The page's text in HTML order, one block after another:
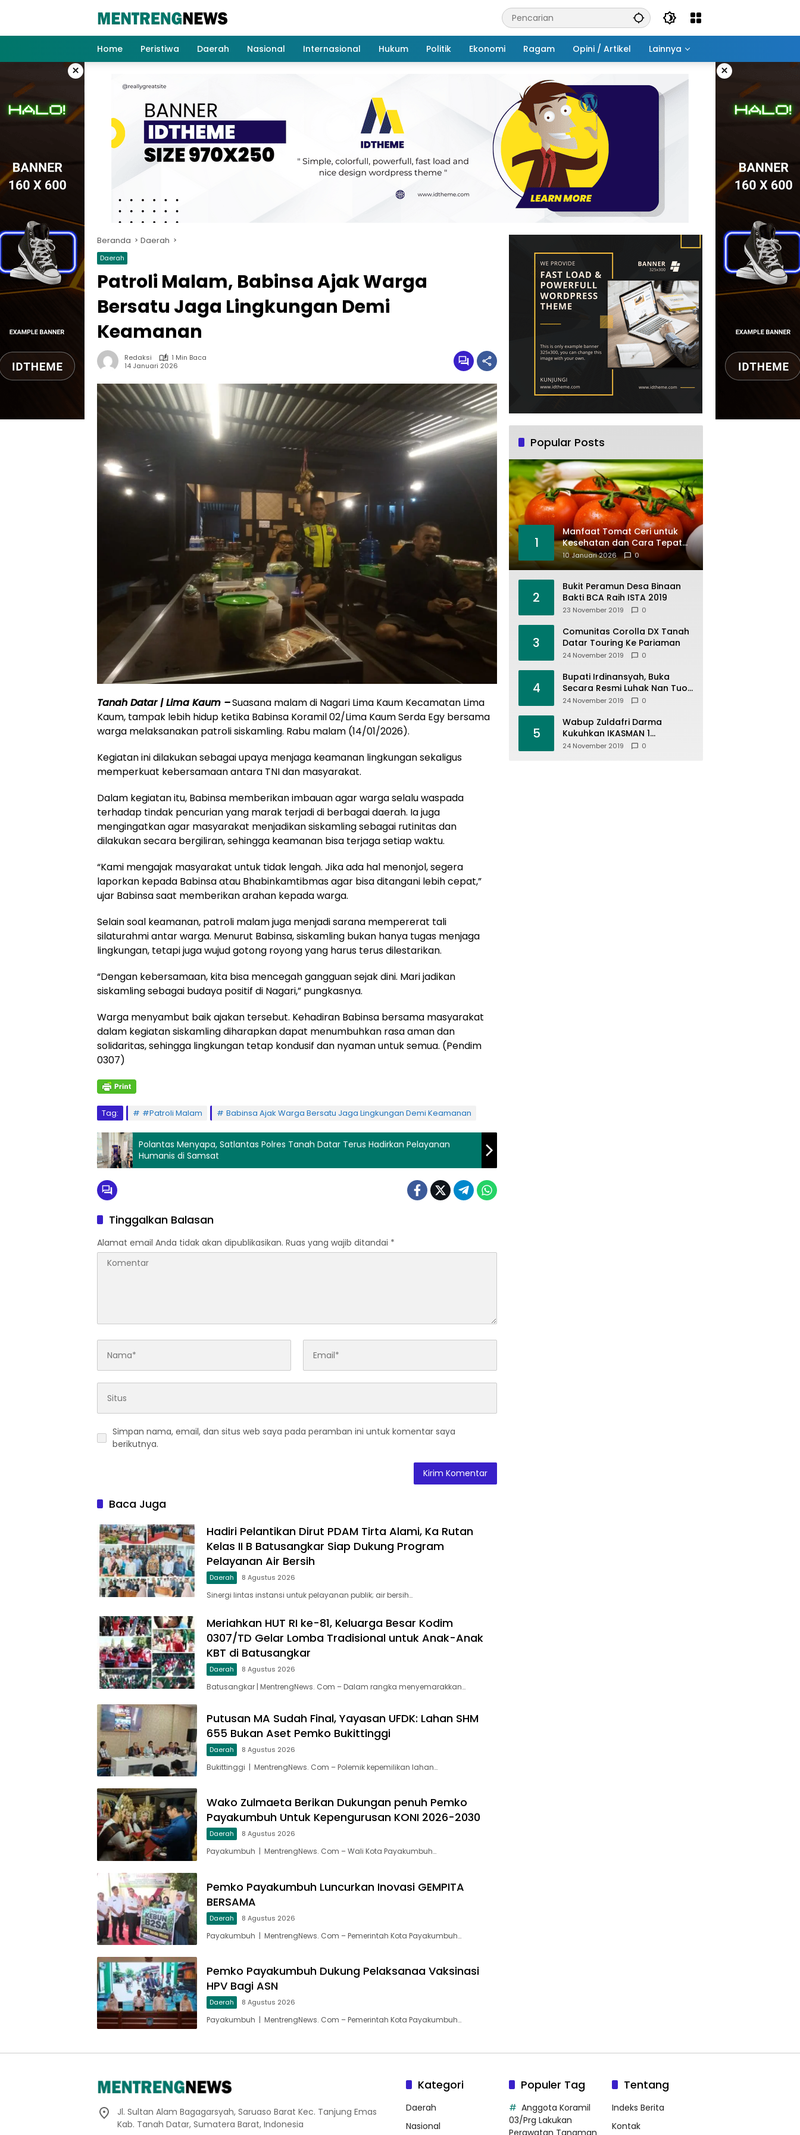
Home
Peristiwa Daerah Nasional Internasional Hukum Politik Ekonomi Ragam Opini / Artikel Lainnya
× ×
Beranda Daerah
Daerah
Patroli Malam, Babinsa Ajak Warga
Bersatu Jaga Lingkungan Demi
Keamanan
Redaksi
1 Min Baca
14 Januari 2026
Tanah Datar | Lima Kaum –Suasana malam di Nagari Lima Kaum Kecamatan Lima
Kaum, tampak lebih hidup ketika Babinsa Koramil 02/Lima Kaum Serda Egy bersama
warga melaksanakan patroli siskamling. Rabu malam (14/01/2026).
Kegiatan ini dilakukan sebagai upaya menjaga keamanan lingkungan sekaligus
memperkuat kebersamaan antara TNI dan masyarakat.
Dalam kegiatan itu, Babinsa memberikan imbauan agar warga selalu waspada
terhadap tindak pencurian yang marak terjadi di berbagai daerah. Ia juga
mengingatkan agar masyarakat menjadikan siskamling sebagai rutinitas dan
dilakukan secara bergiliran, sehingga keamanan bisa terjaga setiap waktu.
“Kami mengajak masyarakat untuk tidak lengah. Jika ada hal menonjol, segera
laporkan kepada Babinsa atau Bhabinkamtibmas agar bisa ditangani lebih cepat,”
ujar Babinsa saat memberikan arahan kepada warga.
Selain soal keamanan, patroli malam juga menjadi sarana mempererat tali
silaturahmi antar warga. Menurut Babinsa, siskamling bukan hanya tugas menjaga
lingkungan, tetapi juga wujud gotong royong yang harus terus dilestarikan.
“Dengan kebersamaan, kita bisa mencegah gangguan sejak dini. Mari jadikan
siskamling sebagai budaya positif di Nagari,” pungkasnya.
Warga menyambut baik ajakan tersebut. Kehadiran Babinsa bersama masyarakat
dalam kegiatan siskamling diharapkan dapat menumbuhkan rasa aman dan
solidaritas, sehingga lingkungan tetap kondusif dan nyaman untuk semua. (Pendim
0307)
Tag: #Patroli Malam Babinsa Ajak Warga Bersatu Jaga Lingkungan Demi Keamanan
Polantas Menyapa, Satlantas Polres Tanah Datar Terus Hadirkan Pelayanan
Humanis di Samsat
Tinggalkan Balasan
Alamat email Anda tidak akan dipublikasikan. Ruas yang wajib ditandai *
Simpan nama, email, dan situs web saya pada peramban ini untuk komentar saya
berikutnya.
Baca Juga
Hadiri Pelantikan Dirut PDAM Tirta Alami, Ka Rutan
Kelas II B Batusangkar Siap Dukung Program
Pelayanan Air Bersih
Daerah 8 Agustus 2026
Sinergi lintas instansi untuk pelayanan publik; air bersih…
Meriahkan HUT RI ke-81, Keluarga Besar Kodim
0307/TD Gelar Lomba Tradisional untuk Anak-Anak
KBT di Batusangkar
Daerah 8 Agustus 2026
Batusangkar | MentrengNews. Com – Dalam rangka menyemarakkan…
Putusan MA Sudah Final, Yayasan UFDK: Lahan SHM
655 Bukan Aset Pemko Bukittinggi
Daerah 8 Agustus 2026
Bukittinggi | MentrengNews. Com – Polemik kepemilikan lahan…
Wako Zulmaeta Berikan Dukungan penuh Pemko
Payakumbuh Untuk Kepengurusan KONI 2026-2030
Daerah 8 Agustus 2026
Payakumbuh | MentrengNews. Com – Wali Kota Payakumbuh…
Pemko Payakumbuh Luncurkan Inovasi GEMPITA
BERSAMA
Daerah 8 Agustus 2026
Payakumbuh | MentrengNews. Com – Pemerintah Kota Payakumbuh…
Pemko Payakumbuh Dukung Pelaksanaa Vaksinasi
HPV Bagi ASN
Daerah 8 Agustus 2026
Payakumbuh | MentrengNews. Com – Pemerintah Kota Payakumbuh…
Popular Posts
1
Manfaat Tomat Ceri untuk
Kesehatan dan Cara Tepat
Mengonsumsinya
10 Januari 2026 0
2
Bukit Peramun Desa Binaan
Bakti BCA Raih ISTA 2019
23 November 2019 0
3
Comunitas Corolla DX Tanah
Datar Touring Ke Pariaman
24 November 2019 0
4
Bupati Irdinansyah, Buka
Secara Resmi Luhak Nan Tuo
Wirabraja Adventure Offroad
24 November 2019 0
5
Wabup Zuldafri Darma
Kukuhkan IKASMAN 1
Pariangan Se Jabodetabek
24 November 2019 0
Jl. Sultan Alam Bagagarsyah, Saruaso Barat Kec. Tanjung Emas
Kab. Tanah Datar, Sumatera Barat, Indonesia
Kategori
Daerah
Nasional
Populer Tag
Anggota Koramil
03/Prg Lakukan
Tentang
Indeks Berita
Kontak